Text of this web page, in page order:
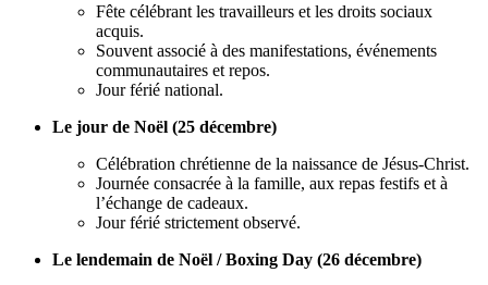
Fête célébrant les travailleurs et les droits sociaux
acquis.
Souvent associé à des manifestations, événements
communautaires et repos.
Jour férié national.
Le jour de Noël (25 décembre)
Célébration chrétienne de la naissance de Jésus-Christ.
Journée consacrée à la famille, aux repas festifs et à
l’échange de cadeaux.
Jour férié strictement observé.
Le lendemain de Noël / Boxing Day (26 décembre)